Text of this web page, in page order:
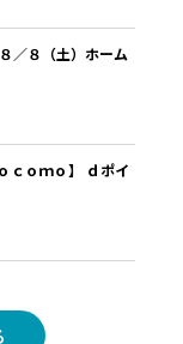
／８（土）ホーム
ｃｏｍｏ】 ｄポイ